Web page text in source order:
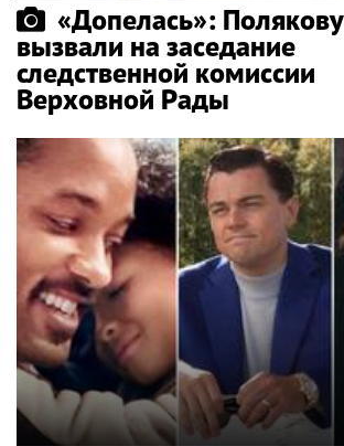
«Допелась»: Полякову
вызвали на заседание
следственной комиссии
Верховной Рады